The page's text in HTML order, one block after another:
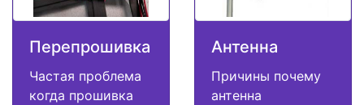
Перепрошивка
Частая проблема
когда прошивка
Антенна
Причины почему
антенна